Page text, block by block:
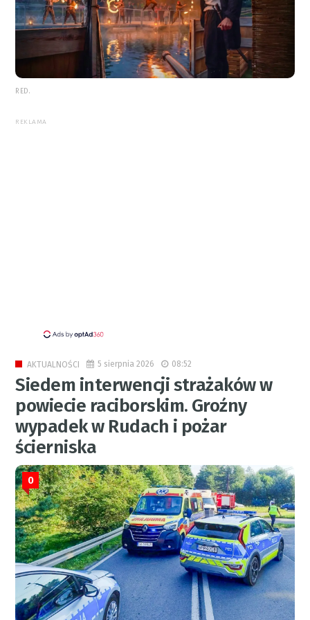
RED.
REKLAMA
AKTUALNOŚCI 5 sierpnia 2026 08:52
Siedem interwencji strażaków w
powiecie raciborskim. Groźny
wypadek w Rudach i pożar
ścierniska
0